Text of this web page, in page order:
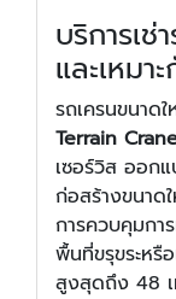
บริการเ
และเหมา
รถเครนขนาด
Terrain
เซอร์วิส ออก
ก่อสร้างขนาด
การควบคุมกา
พื้นที่ขรุขระหรื
สูงสุดถึง 48